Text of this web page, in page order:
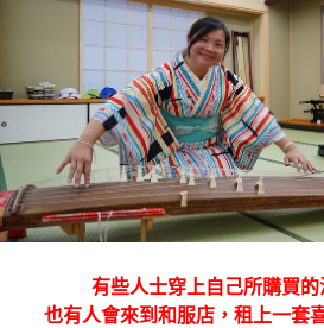
有些人士穿上自己所購買的
也有人會來到和服店，租上一套